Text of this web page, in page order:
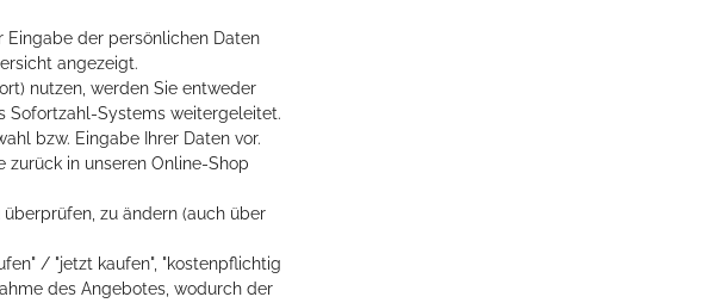
Eingabe der persönlichen Daten
angezeigt.
nutzen, werden Sie entweder
Sofortzahl-Systems weitergeleitet.
bzw. Eingabe Ihrer Daten vor.
in unseren Online-Shop
zu ändern (auch über
/ "jetzt kaufen", "kostenpflichtig
des Angebotes, wodurch der